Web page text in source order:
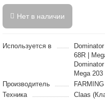
Нет в наличии
Используется в
68R |
Mega
Производитель
Техника
Claas